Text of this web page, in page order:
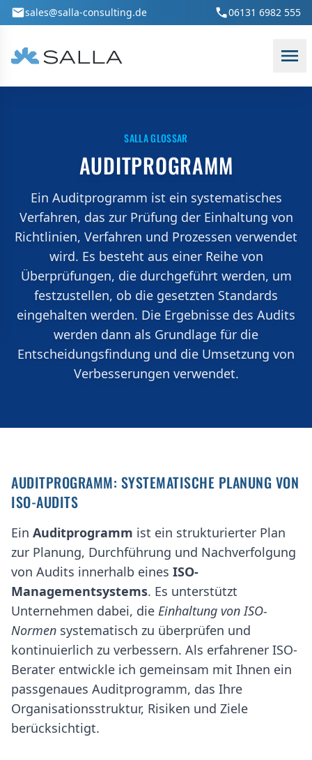
Zum Hauptinhalt springen
sales@salla-consulting.de 06131 6982 555
SALLA GLOSSAR
AUDITPROGRAMM
Ein Auditprogramm ist ein systematisches
Verfahren, das zur Prüfung der Einhaltung von
Richtlinien, Verfahren und Prozessen verwendet
wird. Es besteht aus einer Reihe von
Überprüfungen, die durchgeführt werden, um
festzustellen, ob die gesetzten Standards
eingehalten werden. Die Ergebnisse des Audits
werden dann als Grundlage für die
Entscheidungsfindung und die Umsetzung von
Verbesserungen verwendet.
AUDITPROGRAMM: SYSTEMATISCHE PLANUNG VON
ISO-AUDITS
Ein Auditprogramm ist ein strukturierter Plan
zur Planung, Durchführung und Nachverfolgung
von Audits innerhalb eines ISO-
Managementsystems. Es unterstützt
Unternehmen dabei, die Einhaltung von ISO-
Normen systematisch zu überprüfen und
kontinuierlich zu verbessern. Als erfahrener ISO-
Berater entwickle ich gemeinsam mit Ihnen ein
passgenaues Auditprogramm, das Ihre
Organisationsstruktur, Risiken und Ziele
berücksichtigt.